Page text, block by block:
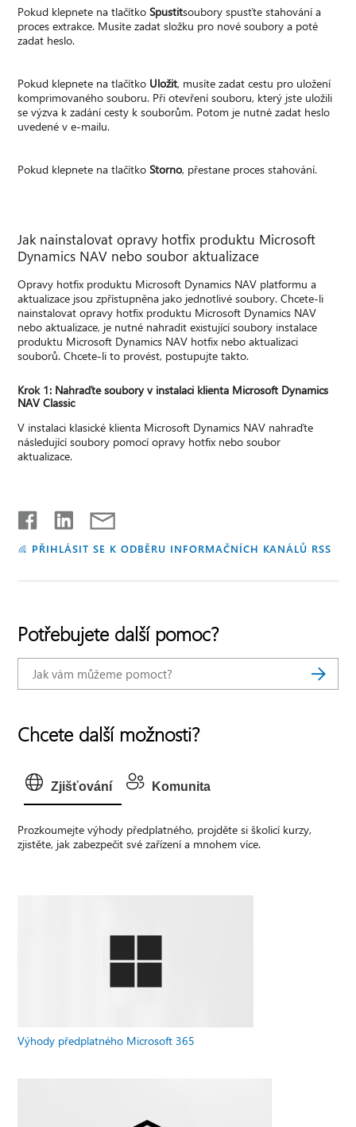
Pokud klepnete na tlačítkoSpustitsoubory spusťte stahování a
proces extrakce. Musíte zadat složku pro nové soubory a poté
zadat heslo.
Pokud klepnete na tlačítko Uložit, musíte zadat cestu pro uložení
komprimovaného souboru. Při otevření souboru, který jste uložili
se výzva k zadání cesty k souborům. Potom je nutné zadat heslo
uvedené v e-mailu.
Pokud klepnete na tlačítkoStorno, přestane proces stahování.
Jak nainstalovat opravy hotfix produktu Microsoft
Dynamics NAV nebo soubor aktualizace
Opravy hotfix produktu Microsoft Dynamics NAV platformu a
aktualizace jsou zpřístupněna jako jednotlivé soubory. Chcete-li
nainstalovat opravy hotfix produktu Microsoft Dynamics NAV
nebo aktualizace, je nutné nahradit existující soubory instalace
produktu Microsoft Dynamics NAV hotfix nebo aktualizaci
souborů. Chcete-li to provést, postupujte takto.
Krok 1: Nahraďte soubory v instalaci klienta Microsoft Dynamics
NAV Classic
V instalaci klasické klienta Microsoft Dynamics NAV nahraďte
následující soubory pomocí opravy hotfix nebo soubor
aktualizace.
PŘIHLÁSIT SE K ODBĚRU INFORMAČNÍCH KANÁLŮ RSS
Potřebujete další pomoc?
Chcete další možnosti?
Zjišťování Komunita
Prozkoumejte výhody předplatného, projděte si školicí kurzy,
zjistěte, jak zabezpečit své zařízení a mnohem více.
Výhody předplatného Microsoft 365